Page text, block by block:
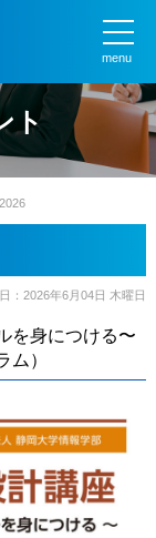
menu
ト
：2026年6月04日 木曜日
を身につける〜
ム）